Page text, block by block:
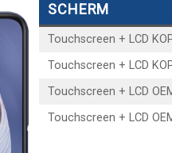
SCHERM
Touchscreen + LCD
Touchscreen + LCD
Touchscreen + LCD
Touchscreen + LCD